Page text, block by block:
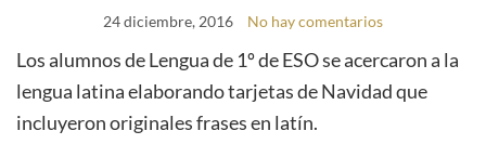
24 diciembre, 2016 No hay comentarios
Los alumnos de Lengua de 1º de ESO se acercaron a la
lengua latina elaborando tarjetas de Navidad que
incluyeron originales frases en latín.